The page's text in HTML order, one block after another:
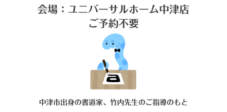
会場：ユニバーサルホーム中津店
ご予約不要
中津市出身の書道家、竹内先生のご指導のもと